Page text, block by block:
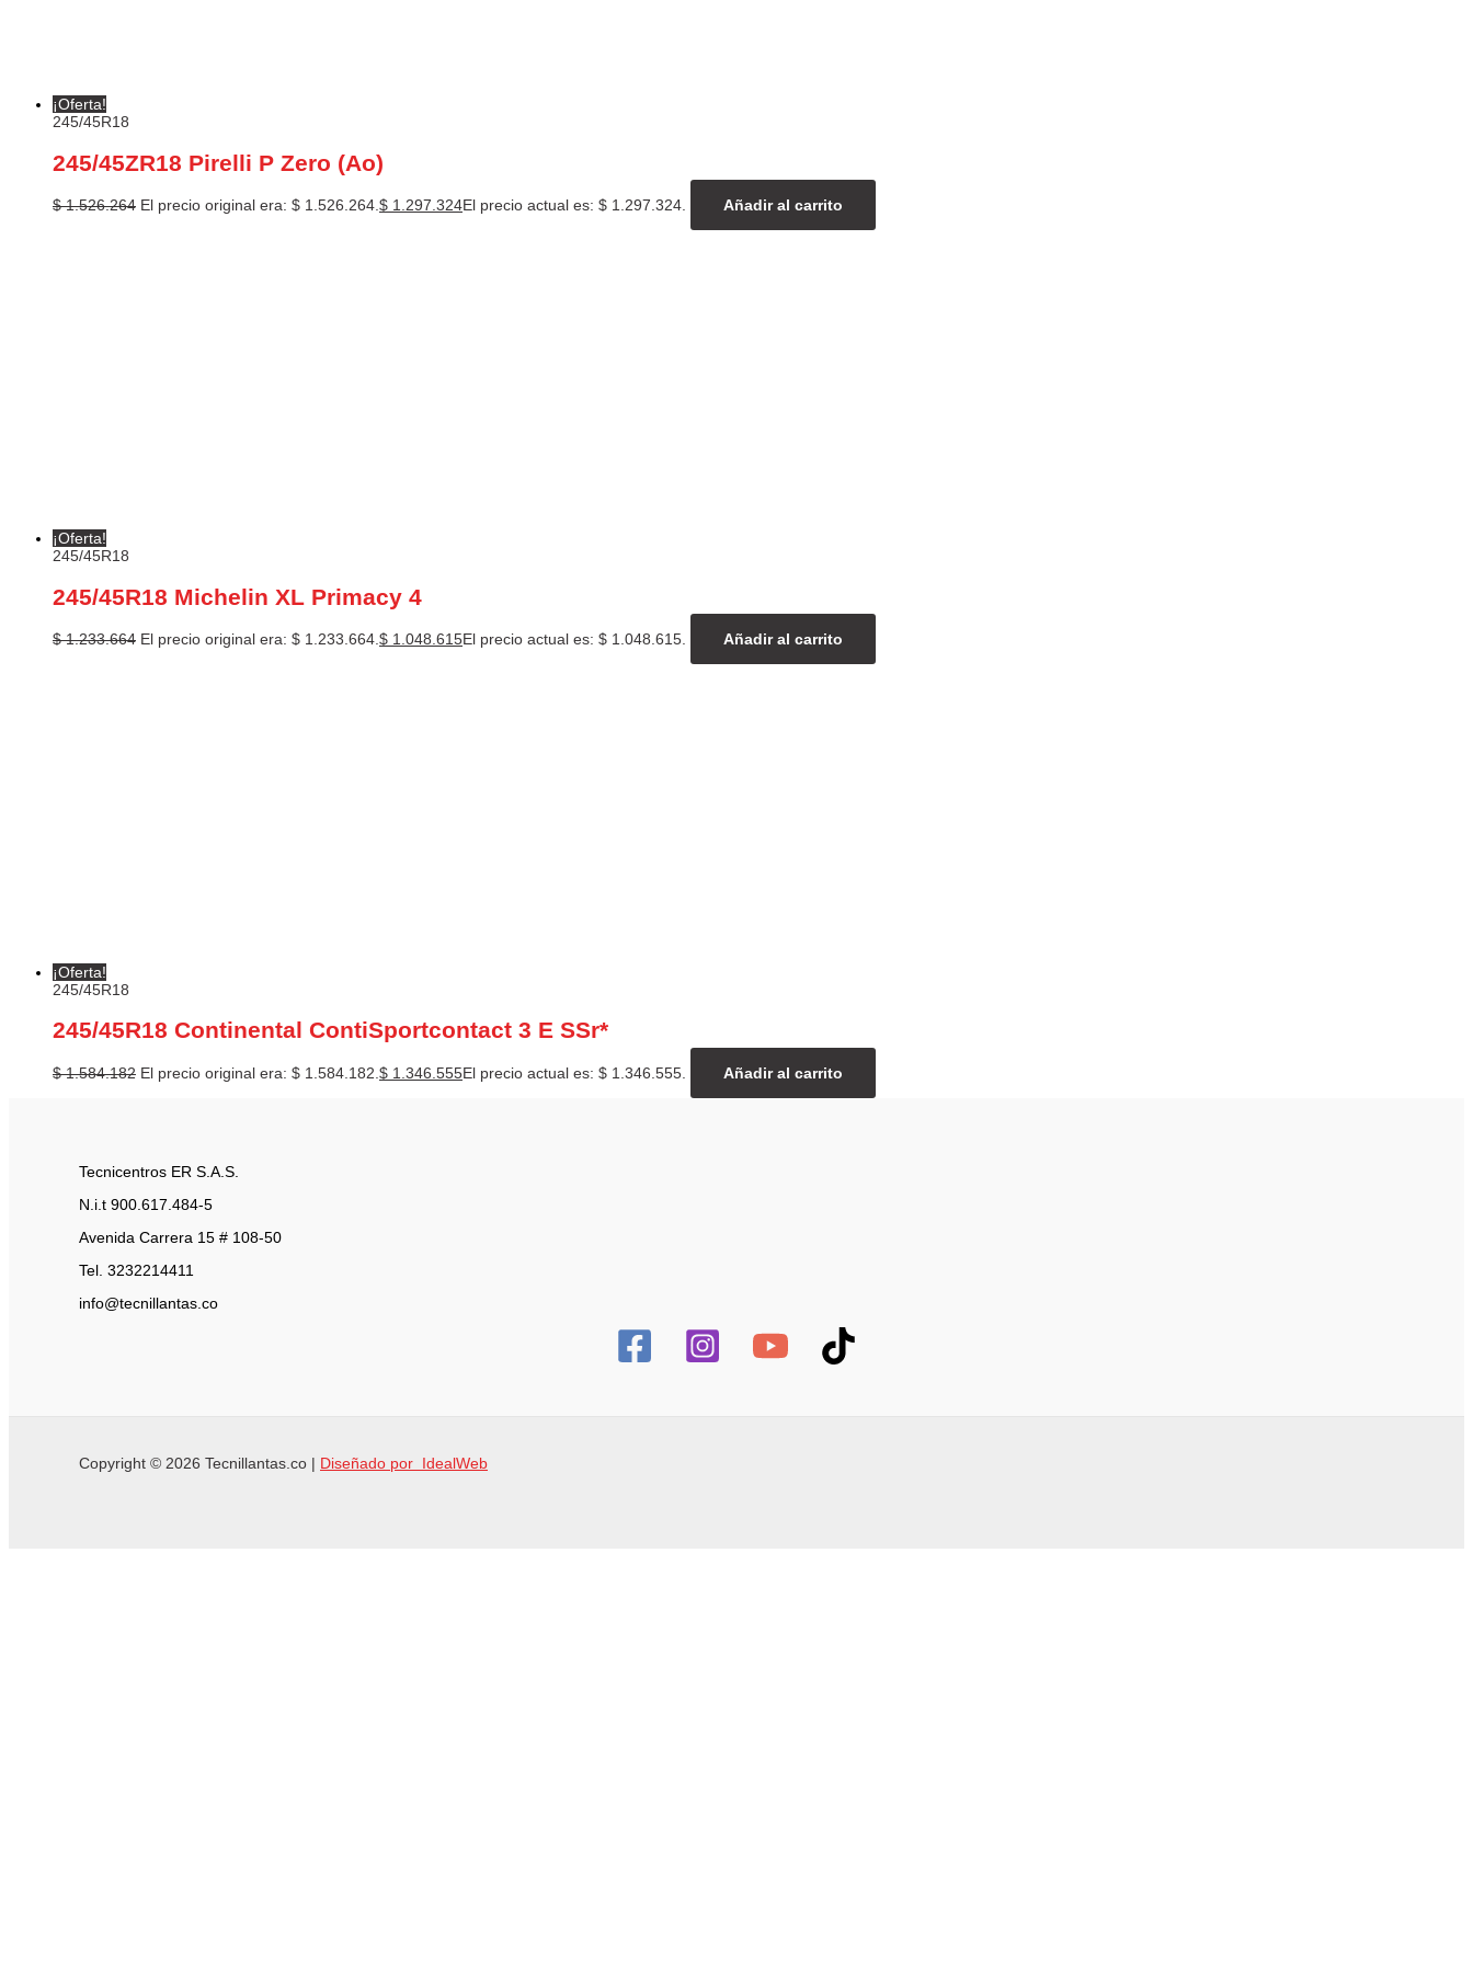
¡Oferta!
245/45R18
245/45ZR18 Pirelli P Zero (Ao)
$1.526.264 El precio original era: $ 1.526.264. $ 1.297.324El precio actual es: $ 1.297.324. Añadir al carrito
¡Oferta!
245/45R18
245/45R18 Michelin XL Primacy 4
$1.233.664 El precio original era: $ 1.233.664. $ 1.048.615El precio actual es: $ 1.048.615. Añadir al carrito
¡Oferta!
245/45R18
245/45R18 Continental ContiSportcontact 3 E SSr*
$1.584.182 El precio original era: $ 1.584.182. $ 1.346.555El precio actual es: $ 1.346.555. Añadir al carrito
Tecnicentros ER S.A.S.
N.i.t 900.617.484-5
Avenida Carrera 15 # 108-50
Tel. 3232214411
info@tecnillantas.co
Copyright © 2026 Tecnillantas.co | Diseñado por IdealWeb